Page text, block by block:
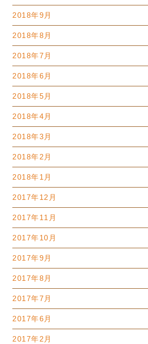
2018年9月
2018年8月
2018年7月
2018年6月
2018年5月
2018年4月
2018年3月
2018年2月
2018年1月
2017年12月
2017年11月
2017年10月
2017年9月
2017年8月
2017年7月
2017年6月
2017年2月